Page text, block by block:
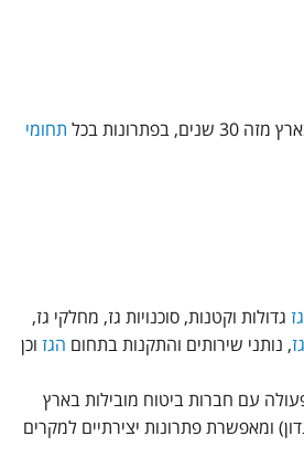
בכל
תחומי
גז גדולות וקטנות, סוכנויות גז, מחלקי גז,
, נותני שירותים והתקנות בתחום הגז וכן
עם חברות ביטוח מובילות בארץ
ומאפשרת פתרונות יצירתיים למקרים